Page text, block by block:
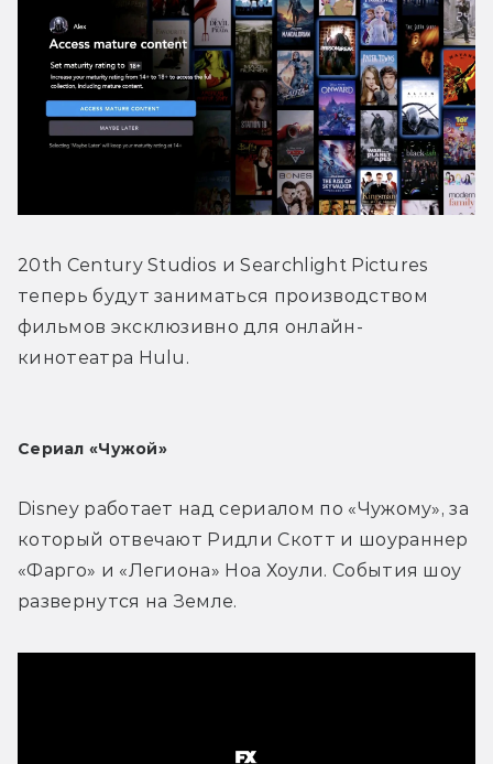
20th Century Studios и Searchlight Pictures
теперь будут заниматься производством
фильмов эксклюзивно для онлайн-
кинотеатра Hulu.
Сериал «Чужой»
Disney работает над сериалом по «Чужому», за
который отвечают Ридли Скотт и шоураннер
«Фарго» и «Легиона» Ноа Хоули. События шоу
развернутся на Земле.